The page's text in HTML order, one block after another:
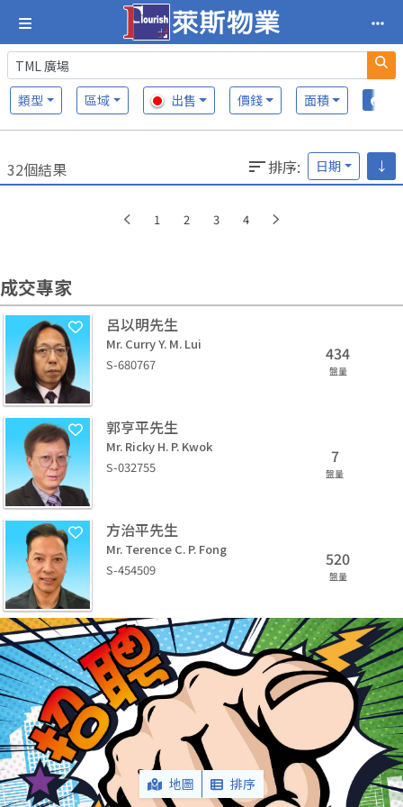
類型 區域 出售 價錢 面積
32個結果 排序: 日期 ↓
1 2 3 4
成交專家
呂以明先生
Mr. Curry Y. M. Lui
S-680767
434
盤量
郭亨平先生
Mr. Ricky H. P. Kwok
S-032755
7
盤量
方治平先生
Mr. Terence C. P. Fong
S-454509
520
盤量
地圖 排序